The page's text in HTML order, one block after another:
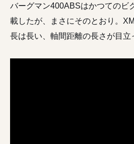
バーグマン400ABSはかつてのビ
載したが、まさにそのとおり。
長は長い、軸間距離の長さが目立